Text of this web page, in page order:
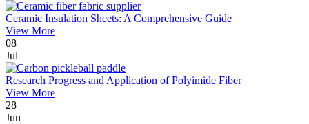
Ceramic Insulation Sheets: A Comprehensive Guide
View More
08
Jul
Research Progress and Application of Polyimide Fiber
View More
28
Jun